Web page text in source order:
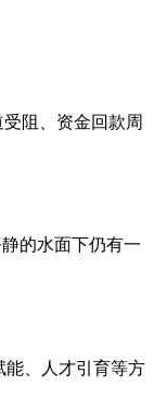
阻、资金回款周
的水面下仍有一
能、人才引育等方